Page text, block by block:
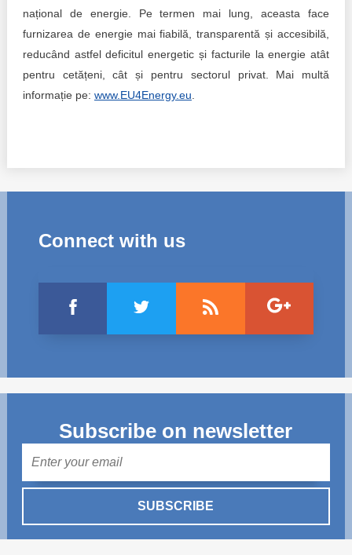
național de energie. Pe termen mai lung, aceasta face
furnizarea de energie mai fiabilă, transparentă și accesibilă,
reducând astfel deficitul energetic și facturile la energie atât
pentru cetățeni, cât și pentru sectorul privat. Mai multă
informație pe: www.EU4Energy.eu
Connect with us
Subscribe on newsletter
SUBSCRIBE